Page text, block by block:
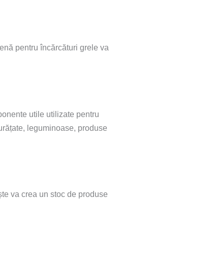
pentru încărcături grele va
utile utilizate pentru
leguminoase, produse
va crea un stoc de produse